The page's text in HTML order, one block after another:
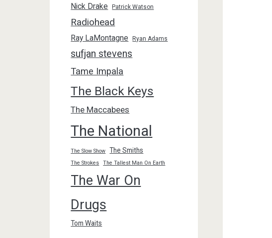
Nick Drake Patrick Watson
Radiohead
Ray LaMontagne Ryan Adams
sufjan stevens
Tame Impala
The Black Keys
The Maccabees
The National
The Slow Show The Smiths
The Strokes The Tallest Man On Earth
The War On
Drugs
Tom Waits